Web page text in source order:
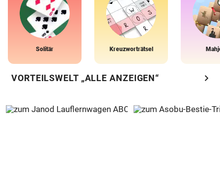
Solitär Kreuzworträtsel
VORTEILSWELT „ALLE ANZEIGEN“ chevron_right